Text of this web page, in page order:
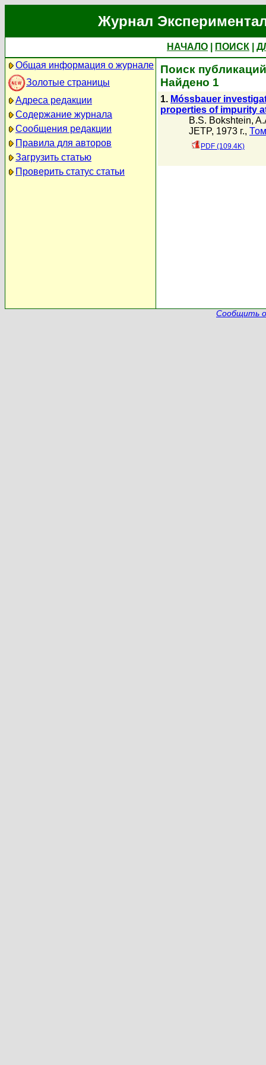
Журнал
НАЧАЛО ПОИСК
Общая информация о журнале
Золотые страницы
Адреса редакции
Содержание журнала
Сообщения редакции
Правила для авторов
Загрузить статью
Проверить статус статьи
Поиск
Найдено 1
1. Móssbauer
properties of impurity
B.S. Bokshtein,
JETP, 1973 г.,
PDF (109.4K)
Сообщить о